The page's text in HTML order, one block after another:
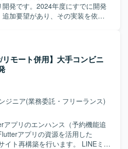
発です。2024年度にすでに開発
加要望があり、その実装を依頼
用いた開発経験が得られる点
研究に貢献できる重要な役割を担
モート併用】大手コンビニ
ジニア(業務委託・フリーランス)
アプリのエンハンス（予約機能追
アプリの資源を活用した
イト再構築を行います。 LINEミニ